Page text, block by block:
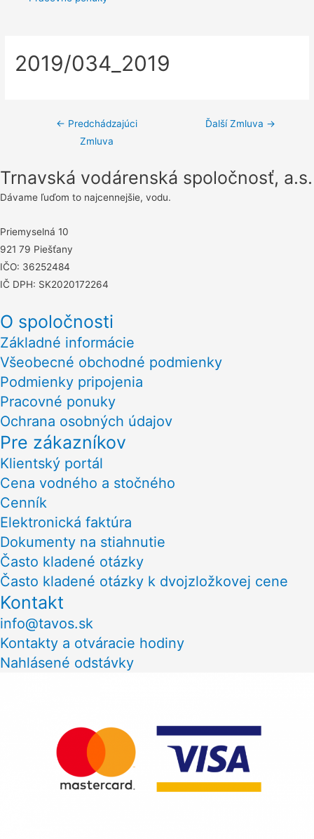
2019/034_2019
Navigácia
článku
← Predchádzajúci
Zmluva
Ďalší Zmluva →
Trnavská vodárenská spoločnosť, a.s.
Dávame ľuďom to najcennejšie, vodu.
Priemyselná 10
921 79 Piešťany
IČO: 36252484
IČ DPH: SK2020172264
O spoločnosti
Základné informácie
Všeobecné obchodné podmienky
Podmienky pripojenia
Pracovné ponuky
Ochrana osobných údajov
Pre zákazníkov
Klientský portál
Cena vodného a stočného
Cenník
Elektronická faktúra
Dokumenty na stiahnutie
Často kladené otázky
Často kladené otázky k dvojzložkovej cene
Kontakt
info@tavos.sk
Kontakty a otváracie hodiny
Nahlásené odstávky